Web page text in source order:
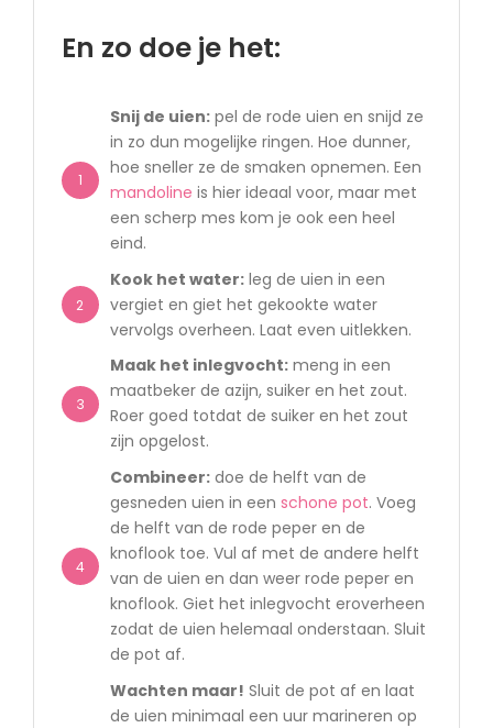
En zo doe je het:
1
Snij de uien:pel de rode uien en snijd ze
in zo dun mogelijke ringen. Hoe dunner,
hoe sneller ze de smaken opnemen. Een
mandoline is hier ideaal voor, maar met
een scherp mes kom je ook een heel
eind.
2
Kook het water:leg de uien in een
vergiet en giet het gekookte water
vervolgs overheen. Laat even uitlekken.
3
Maak het inlegvocht:meng in een
maatbeker de azijn, suiker en het zout.
Roer goed totdat de suiker en het zout
zijn opgelost.
4
Combineer:doe de helft van de
gesneden uien in een schone pot. Voeg
de helft van de rode peper en de
knoflook toe. Vul af met de andere helft
van de uien en dan weer rode peper en
knoflook. Giet het inlegvocht eroverheen
zodat de uien helemaal onderstaan. Sluit
de pot af.
Wachten maar! Sluit de pot af en laat
de uien minimaal een uur marineren op